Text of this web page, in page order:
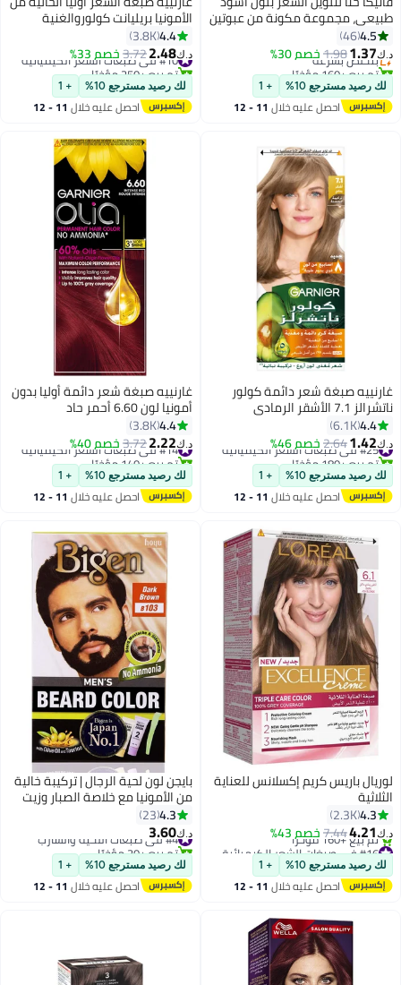
طبيعي، مجموعة مكونة من عبوتين
وزن 10 جرام أسود4.5
46
د.ك‏1.37
1.98خصم 30%
#1 في الحنة
أقل سعر في 7 يوم
بتخلّص بسرعة
تم بيع +160 مؤخرًا
#1 في الحنة
لك رصيد مسترجع 10% + 1
احصل عليه خلال 11 - 12
الأمونيا بريليانت كولوروالغنية
داكن
4.4
3.8K
د.ك‏2.48
3.72خصم 33% #10 في صبغات الشعر الكيميائية
تم بيع +250 مؤخرًا
#10 في صبغات الشعر الكيميائية
لك رصيد مسترجع 10% + 1
احصل عليه خلال 11 - 12
غارنييه صبغة شعر دائمة كولور
ناتشرالز 7.1 الأشقر الرمادي
112ملليلتر4.4
6.1K
د.ك‏1.42
2.64خصم 46% #25 في صبغات الشعر الكيميائية
تم بيع +180 مؤخرًا
#25 في صبغات الشعر الكيميائية
لك رصيد مسترجع 10% + 1
احصل عليه خلال 11 - 12
غارنييه صبغة شعر دائمة أوليا بدون
أمونيا لون 6.60 أحمر حاد
4.4
3.8K
د.ك‏2.22
3.72خصم 40% #14 في صبغات الشعر الكيميائية
تم بيع +140 مؤخرًا
#14 في صبغات الشعر الكيميائية
لك رصيد مسترجع 10% + 1
احصل عليه خلال 11 - 12
لوريال باريس كريم إكسلانس للعناية
الثلاثية
4.3
2.3K
د.ك‏4.21
7.44خصم 43%
#16 في صبغات الشعر الكيميائية
أقل سعر في 7 يوم
تم بيع +160 مؤخرًا
#16 في صبغات الشعر الكيميائية
لك رصيد مسترجع 10% + 1
احصل عليه خلال 11 - 12
بايجن لون لحية الرجال | تركيبة خالية
من الأمونيا مع خلاصة الصبار وزيت
الزيتون - 103 بني داكن
4.3
23
د.ك‏3.60
#4 في صبغات اللحية والشارب
تم بيع +30 مؤخرًا
#4 في صبغات اللحية والشارب
لك رصيد مسترجع 10% + 1
احصل عليه خلال 11 - 12